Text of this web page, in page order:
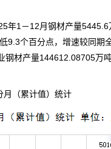
1－12月钢材产量5445.6
9.3个百分点，增速较同期
钢材产量144612.08705万
月（累计值）统计